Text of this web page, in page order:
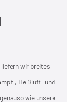
wir breites
, Heißluft- und
wie unsere